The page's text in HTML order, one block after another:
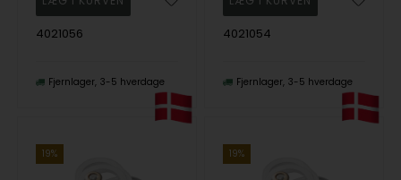
4021056
Fjernlager 3-5 hverdage
4021054
Fjernlager 3-5 hverdage
19% 19%